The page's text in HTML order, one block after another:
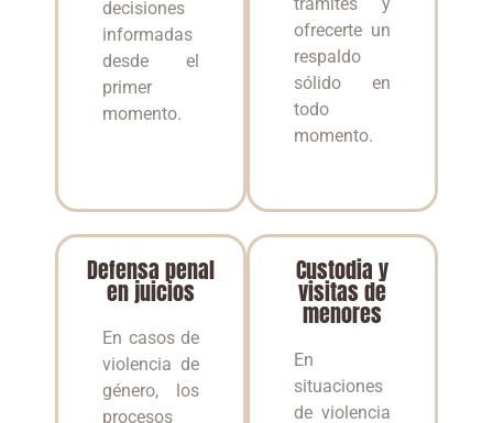
decisiones
informadas
desde el
primer
momento.
ofrecerte un
respaldo
sólido en
todo
momento.
Defensa penal
en juicios
En casos de
violencia de
género, los
procesos
Custodia y
visitas de
menores
En
situaciones
de violencia